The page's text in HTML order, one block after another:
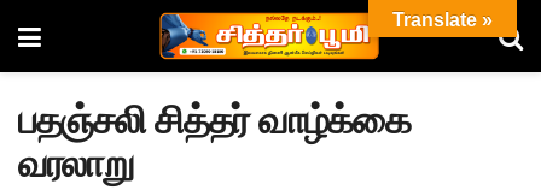
பதஞ்சலி சித்தர் வாழ்க்கை
வரலாறு
Translate »